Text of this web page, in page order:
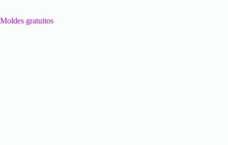
Moldes gratuitos